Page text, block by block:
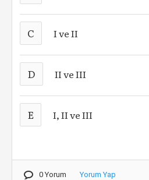
C I ve II
D II ve III
E I, II ve III
0 Yorum Yorum Yap